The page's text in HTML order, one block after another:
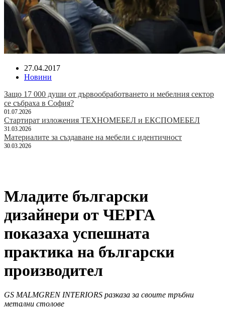
27.04.2017
Новини
Защо 17 000 души от дървообработването и мебелния сектор
се събраха в София?
01.07.2026
Стартират изложения ТЕХНОМЕБЕЛ и ЕКСПОМЕБЕЛ
31.03.2026
Материалите за създаване на мебели с идентичност
30.03.2026
Младите български
дизайнери от ЧЕРГА
показаха успешната
практика на български
производител
GS МALMGREN INTERIORS разказа за своите тръбни
метални столове